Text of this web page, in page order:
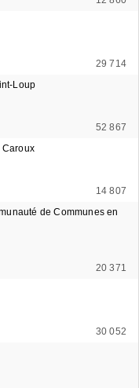
29 714
Loup
52 867
Caroux
14 807
de Communes en
20 371
30 052